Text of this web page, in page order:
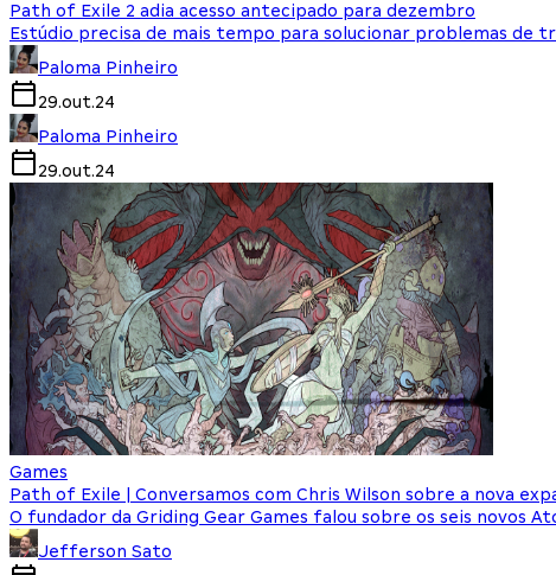
Path of Exile 2 adia acesso antecipado para dezembro
Estúdio precisa de mais tempo para solucionar problemas de
Paloma Pinheiro
29.out.24
Paloma Pinheiro
29.out.24
Games
Path of Exile | Conversamos com Chris Wilson sobre a nova
O fundador da Griding Gear Games falou sobre os seis novos
Jefferson Sato